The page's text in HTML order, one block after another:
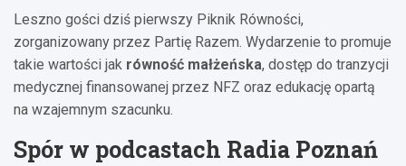
Leszno gości dziś pierwszy Piknik Równości,
zorganizowany przez Partię Razem. Wydarzenie to promuje
takie wartości jak równość małżeńska, dostęp do tranzycji
medycznej finansowanej przez NFZ oraz edukację opartą
na wzajemnym szacunku.
Spór w podcastach Radia Poznań